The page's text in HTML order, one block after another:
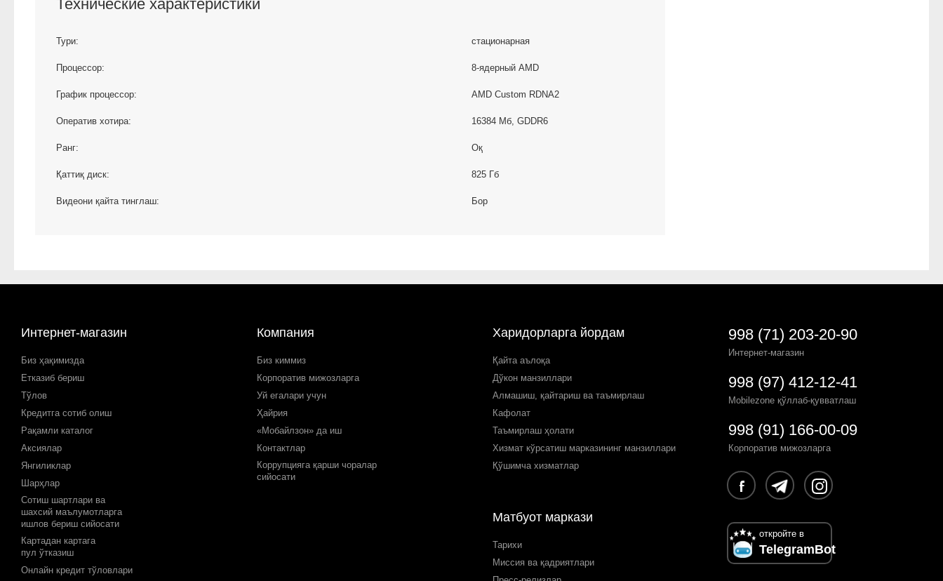
Технические характеристики
Тури: стационарная
Процессор: 8-ядерный AMD
График процессор: AMD Custom RDNA2
Оператив хотира: 16384 Мб, GDDR6
Ранг: Оқ
Қаттиқ диск: 825 Гб
Видеони қайта тинглаш: Бор
Интернет-магазин
Биз ҳақимизда
Етказиб бериш
Тўлов
Кредитга сотиб олиш
Рақамли каталог
Аксиялар
Янгиликлар
Шарҳлар
Сотиш шартлари ва
шахсий маълумотларга
ишлов бериш сийосати
Картадан картага
пул ўтказиш
Онлайн кредит тўловлари
Компания
Биз киммиз
Корпоратив мижозларга
Уй егалари учун
Ҳайрия
«Мобайлзон» да иш
Контактлар
Коррупцияга қарши чоралар
сийосати
Харидорларга йордам
Қайта аълоқа
Дўкон манзиллари
Алмашиш, қайтариш ва таъмирлаш
Кафолат
Таъмирлаш ҳолати
Хизмат кўрсатиш марказининг манзиллари
Қўшимча хизматлар
Матбуот маркази
Тарихи
Миссия ва қадриятлари
998 (71) 203-20-90
Интернет-магазин
998 (97) 412-12-41
Mobilezone қўллаб-қувватлаш
998 (91) 166-00-09
Корпоратив мижозларга
откройте в
TelegramBot